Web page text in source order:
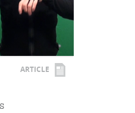
ARTICLE